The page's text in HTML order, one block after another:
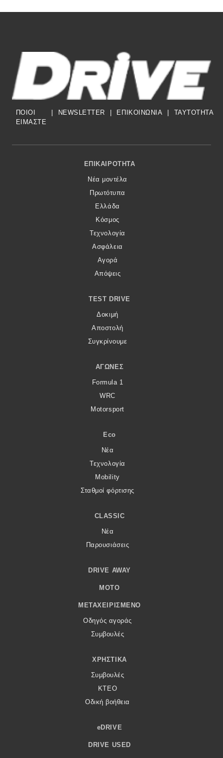
ΠΟΙΟΙ
ΕΙΜΑΣΤΕ
| NEWSLETTER | ΕΠΙΚΟΙΝΩΝΙΑ | TAYTOTHTA
Footer Menu
ΕΠΙΚΑΙΡΌΤΗΤΑ
Νέα μοντέλα
Πρωτότυπα
Ελλάδα
Κόσμος
Τεχνολογία
Ασφάλεια
Αγορά
Απόψεις
TEST DRIVE
Δοκιμή
Αποστολή
Συγκρίνουμε
ΑΓΏΝΕΣ
Formula 1
WRC
Motorsport
Eco
Νέα
Τεχνολογία
Mobility
Σταθμοί φόρτισης
CLASSIC
Νέα
Παρουσιάσεις
DRIVE AWAY
MOTO
ΜΕΤΑΧΕΙΡΙΣΜΈΝΟ
Οδηγός αγοράς
Συμβουλές
ΧΡΗΣΤΙΚΆ
Συμβουλές
ΚΤΕΟ
Οδική βοήθεια
eDRIVE
DRIVE USED